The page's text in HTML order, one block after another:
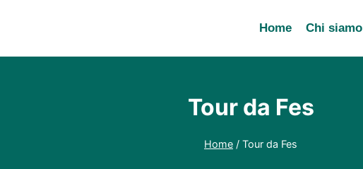
Home Chi siamo
Tour da Fes
Home / Tour da Fes